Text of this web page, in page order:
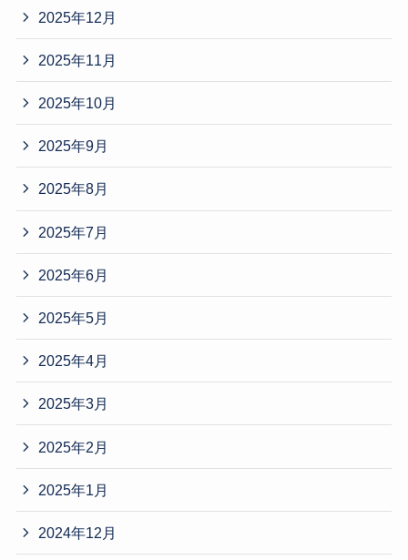
2025年12月
2025年11月
2025年10月
2025年9月
2025年8月
2025年7月
2025年6月
2025年5月
2025年4月
2025年3月
2025年2月
2025年1月
2024年12月